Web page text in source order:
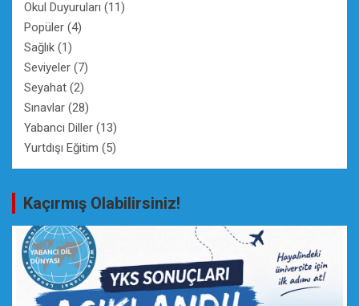
Okul Duyuruları (11)
Popüler (4)
Sağlık (1)
Seviyeler (7)
Seyahat (2)
Sınavlar (28)
Yabancı Diller (13)
Yurtdışı Eğitim (5)
Kaçırmış Olabilirsiniz!